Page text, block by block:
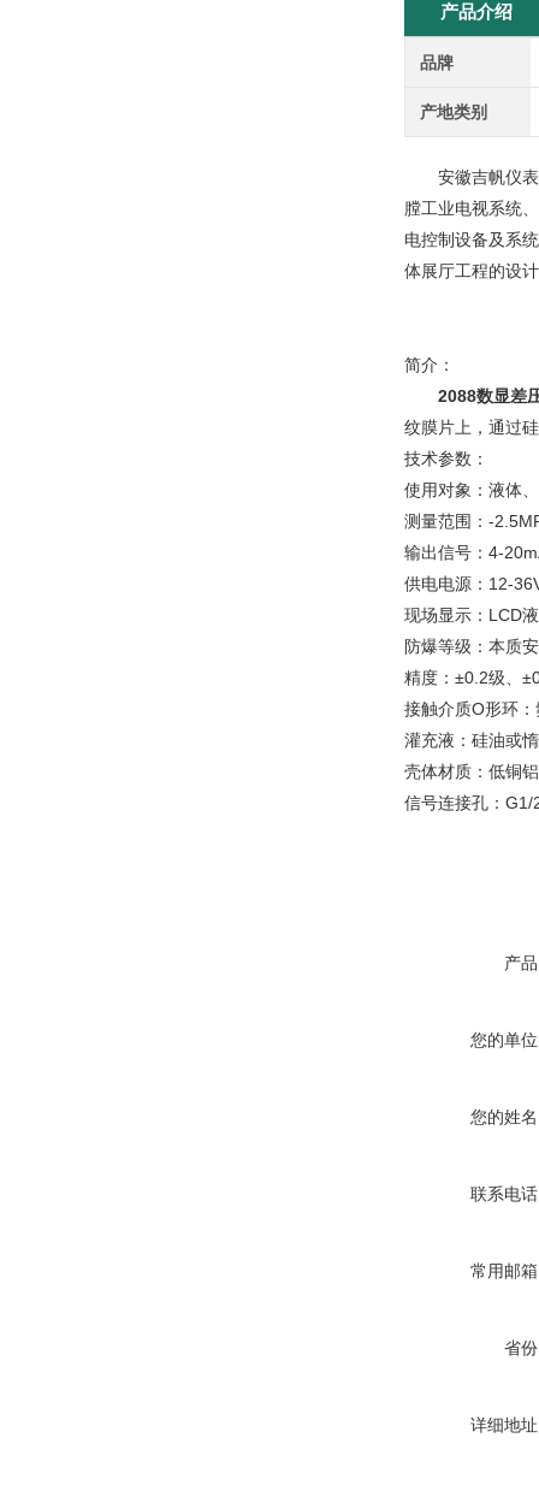
产品介绍
品牌
产地类别
安徽吉帆仪表
膛工业电视系统
电控制设备及系
体展厅工程的设
简介：
2088数显差
纹膜片上，通过
技术参数：
使用对象：液体
测量范围：-
输出信号：4-
供电电源：12-
现场显示：LCD
防爆等级：本质
精度：±0.2级、
接触介质O形环
灌充液：硅油或
壳体材质：低铜
信号连接孔：G1/
产
您的单
您的姓
联系电
常用邮
省
详细地